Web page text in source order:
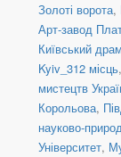
Золоті ворота,
Арт-завод
Київський
Kyiv_312 місць,
мистецтв
Корольова,
науково-
Університет,